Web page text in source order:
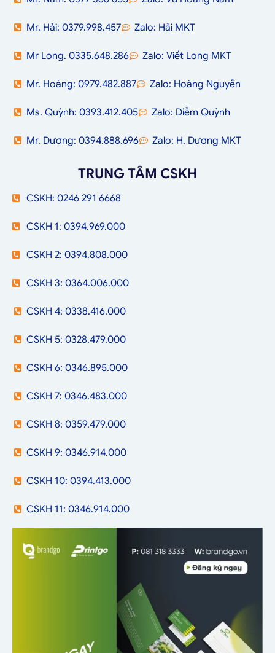
Mr. Hải: 0379.998.457 Zalo: Hải MKT
Mr Long. 0335.648.286 Zalo: Viết Long MKT
Mr. Hoàng: 0979.482.887 Zalo: Hoàng Nguyễn
Ms. Quỳnh: 0393.412.405 Zalo: Diễm Quỳnh
Mr. Dương: 0394.888.696 Zalo: H. Dương MKT
TRUNG TÂM CSKH
CSKH: 0246 291 6668
CSKH 1: 0394.969.000
CSKH 2: 0394.808.000
CSKH 3: 0364.006.000
CSKH 4: 0338.416.000
CSKH 5: 0328.479.000
CSKH 6: 0346.895.000
CSKH 7: 0346.483.000
CSKH 8: 0359.479.000
CSKH 9: 0346.914.000
CSKH 10: 0394.413.000
CSKH 11: 0346.914.000